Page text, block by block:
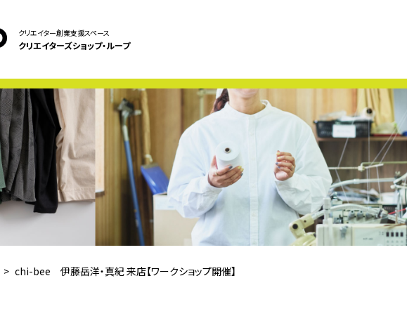
クリエイター創業支援スペース
クリエイターズショップ・ループ
chi-bee 伊藤岳洋・真紀 来店【ワークショップ開催】